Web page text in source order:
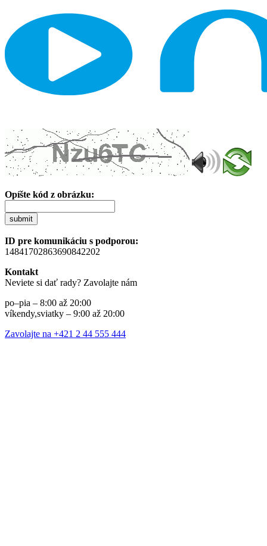
Opíšte kód z obrázku:
submit
ID pre komunikáciu s podporou:
14841702863690842202
Kontakt
Neviete si dať rady? Zavolajte nám
po–pia – 8:00 až 20:00
víkendy,sviatky – 9:00 až 20:00
Zavolajte na +421 2 44 555 444